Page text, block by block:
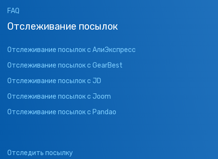
FAQ
Отслеживание посылок
Отслеживание посылок с АлиЭкспресс
Отслеживание посылок с GearBest
Отслеживание посылок с JD
Отслеживание посылок с Joom
Отслеживание посылок с Pandao
Отследить посылку